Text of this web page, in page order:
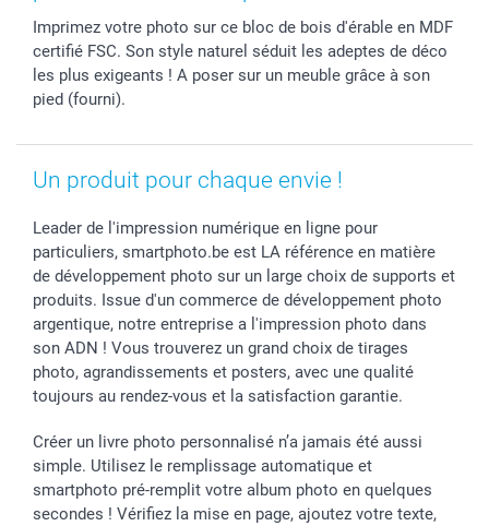
Dénicheur d'idées cadeau
Rentrée des classes
Communion
Saint-Valentin
Conditions générales
Vie privée
Gestion des cookies
Investisseurs
Droit de rétractation
Modes de paiement
Modes de livraison
Grandes Quantités
Imprimez votre photo sur ce bloc de bois d'érable en MDF
certifié FSC. Son style naturel séduit les adeptes de déco
les plus exigeants ! A poser sur un meuble grâce à son
pied (fourni).
Un produit pour chaque envie !
Leader de l'impression numérique en ligne pour
particuliers, smartphoto.be est LA référence en matière
de développement photo sur un large choix de supports et
produits. Issue d'un commerce de développement photo
argentique, notre entreprise a l'impression photo dans
son ADN ! Vous trouverez un grand choix de tirages
photo, agrandissements et posters, avec une qualité
toujours au rendez-vous et la satisfaction garantie.
Créer un livre photo personnalisé n’a jamais été aussi
simple. Utilisez le remplissage automatique et
smartphoto pré-remplit votre album photo en quelques
secondes ! Vérifiez la mise en page, ajoutez votre texte,